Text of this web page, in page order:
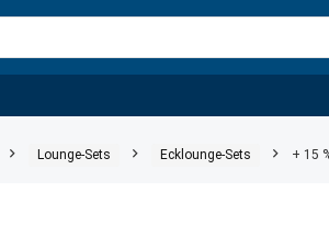
Lounge-Sets Ecklounge-Sets + 15